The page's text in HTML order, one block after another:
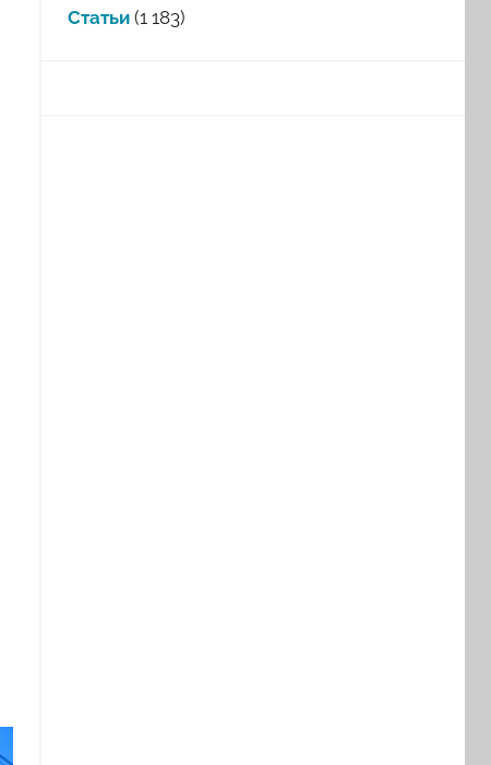
Статьи(1 183)